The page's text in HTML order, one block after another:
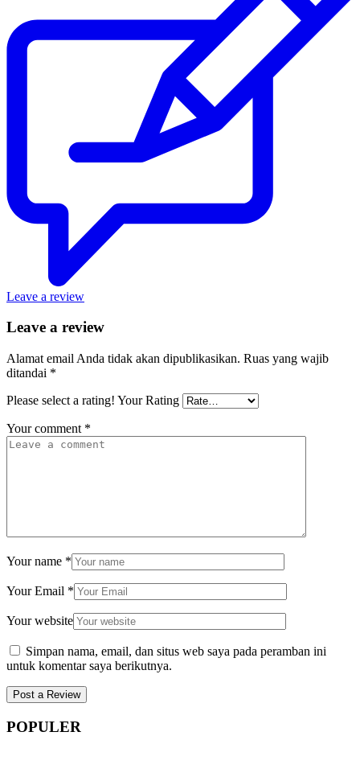
Leave a review
Leave a review
Alamat email Anda tidak akan dipublikasikan. Ruas yang wajib
ditandai *
Please select a rating! Your Rating
Your comment *
Your name *
Your Email *
Your website
Simpan nama, email, dan situs web saya pada peramban ini
untuk komentar saya berikutnya.
POPULER